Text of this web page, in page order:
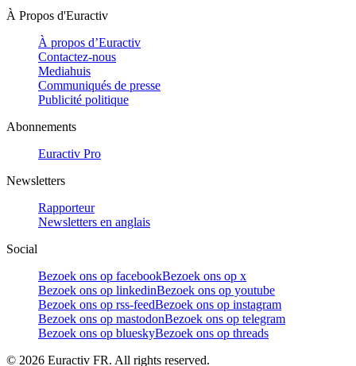
À Propos d'Euractiv
À propos d’Euractiv
Contactez-nous
Mediahuis
Communiqués de presse
Publicité politique
Abonnements
Euractiv Pro
Newsletters
Rapporteur
Newsletters en anglais
Social
Bezoek ons op facebookBezoek ons op x
Bezoek ons op linkedinBezoek ons op youtube
Bezoek ons op rss-feedBezoek ons op instagram
Bezoek ons op mastodonBezoek ons op telegram
Bezoek ons op blueskyBezoek ons op threads
© 2026 Euractiv FR. All rights reserved.